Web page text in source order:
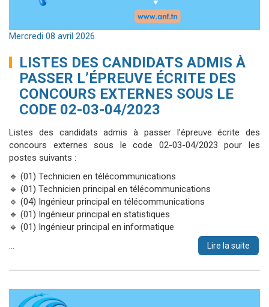
Mercredi 08 avril 2026
LISTES DES CANDIDATS ADMIS À
PASSER L’ÉPREUVE ÉCRITE DES
CONCOURS EXTERNES SOUS LE
CODE 02-03-04/2023
Listes des candidats admis à passer l’épreuve écrite des
concours externes sous le code 02-03-04/2023 pour les
postes suivants :
🔹 (01) Technicien en télécommunications
🔹 (01) Technicien principal en télécommunications
🔹 (04) Ingénieur principal en télécommunications
🔹 (01) Ingénieur principal en statistiques
🔹 (01) Ingénieur principal en informatique
Lire la suite